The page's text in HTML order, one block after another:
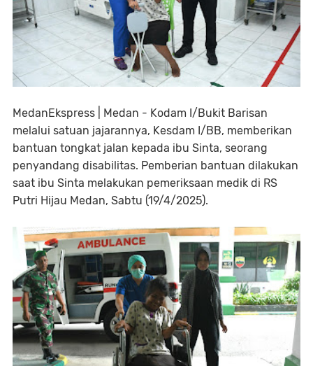
MedanEkspress | Medan - Kodam I/Bukit Barisan
melalui satuan jajarannya, Kesdam I/BB, memberikan
bantuan tongkat jalan kepada ibu Sinta, seorang
penyandang disabilitas. Pemberian bantuan dilakukan
saat ibu Sinta melakukan pemeriksaan medik di RS
Putri Hijau Medan, Sabtu (19/4/2025).